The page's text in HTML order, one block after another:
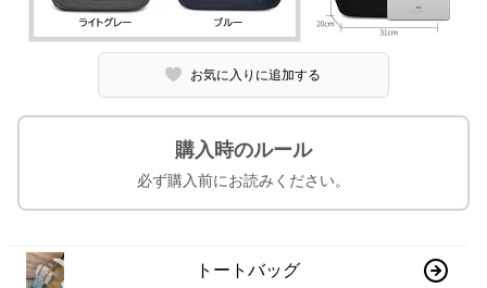
お気に入りに追加する
購入時のルール
必ず購入前にお読みください。
トートバッグ